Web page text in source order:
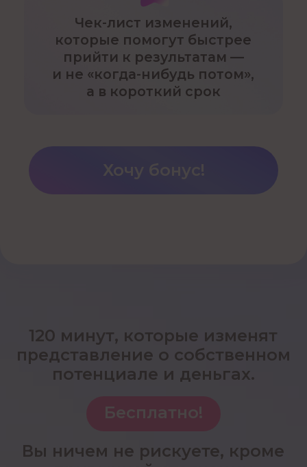
Политика конфиденциальности
Согласие на обработку персональных данных
Публичная оферта
Правила цитирования